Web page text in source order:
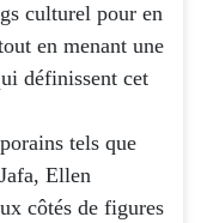
culturel pour en
en menant une
définissent cet
tels que
Ellen
côtés de figures